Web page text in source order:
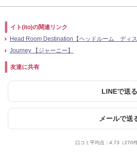
イト(ito)の関連リンク
Head Room Destination【ヘッドルーム ディス
Journey 【ジャーニー】
友達に共有
LINEで送る
メールで送
口コミ平均点： 4.73 （270件